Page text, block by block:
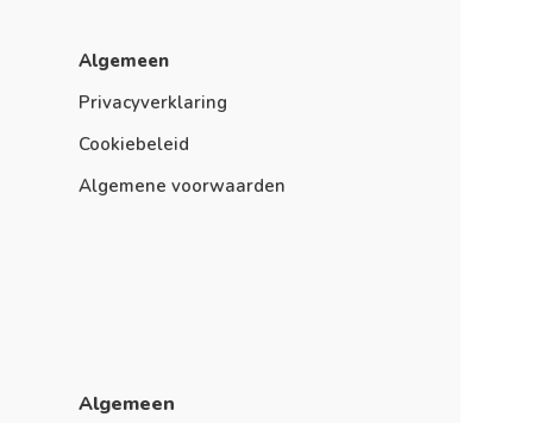
Algemeen
Privacyverklaring
Cookiebeleid
Algemene voorwaarden
Algemeen